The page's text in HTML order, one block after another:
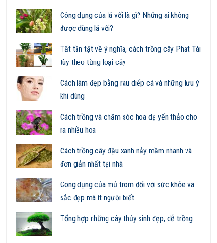
Công dụng của lá vối là gì? Những ai không
được dùng lá vối?
Tất tần tật về ý nghĩa, cách trồng cây Phát Tài
tùy theo từng loại cây
Cách làm đẹp bằng rau diếp cá và những lưu ý
khi dùng
Cách trồng và chăm sóc hoa dạ yến thảo cho
ra nhiều hoa
Cách trồng cây đậu xanh nảy mầm nhanh và
đơn giản nhất tại nhà
Công dụng của mủ trôm đối với sức khỏe và
sắc đẹp mà ít người biết
Tổng hợp những cây thủy sinh đẹp, dễ trồng